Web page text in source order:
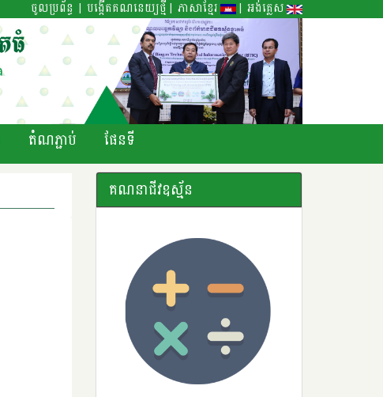
អង់គ្លេស
ភាសាខ្មែរ |
បង្កើតគណនេយ្យថ្មី |
ចូលប្រព័ន្ធ |
តំណភ្ជាប់ ផែនទី
គណនាជីវឧស្ម័ន